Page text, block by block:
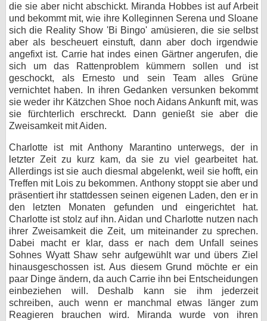
die sie aber nicht abschickt. Miranda Hobbes ist auf Arbeit
und bekommt mit, wie ihre Kolleginnen Serena und Sloane
sich die Reality Show 'Bi Bingo' amüsieren, die sie selbst
aber als bescheuert einstuft, dann aber doch irgendwie
angefixt ist. Carrie hat indes einen Gärtner angerufen, die
sich um das Rattenproblem kümmern sollen und ist
geschockt, als Ernesto und sein Team alles Grüne
vernichtet haben. In ihren Gedanken versunken bekommt
sie weder ihr Kätzchen Shoe noch Aidans Ankunft mit, was
sie fürchterlich erschreckt. Dann genießt sie aber die
Zweisamkeit mit Aiden.
Charlotte ist mit Anthony Marantino unterwegs, der in
letzter Zeit zu kurz kam, da sie zu viel gearbeitet hat.
Allerdings ist sie auch diesmal abgelenkt, weil sie hofft, ein
Treffen mit Lois zu bekommen. Anthony stoppt sie aber und
präsentiert ihr stattdessen seinen eigenen Laden, den er in
den letzten Monaten gefunden und eingerichtet hat.
Charlotte ist stolz auf ihn. Aidan und Charlotte nutzen nach
ihrer Zweisamkeit die Zeit, um miteinander zu sprechen.
Dabei macht er klar, dass er nach dem Unfall seines
Sohnes Wyatt Shaw sehr aufgewühlt war und übers Ziel
hinausgeschossen ist. Aus diesem Grund möchte er ein
paar Dinge ändern, da auch Carrie ihn bei Entscheidungen
einbeziehen will. Deshalb kann sie ihm jederzeit
schreiben, auch wenn er manchmal etwas länger zum
Reagieren brauchen wird. Miranda wurde von ihren